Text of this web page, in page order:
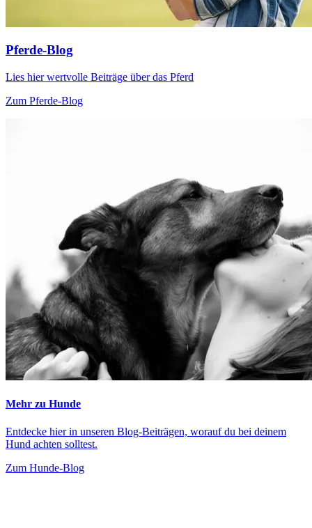
Pferde-Blog
Lies hier wertvolle Beiträge über das Pferd
Zum Pferde-Blog
Mehr zu Hunde
Entdecke hier in unseren Blog-Beiträgen, worauf du bei deinem
Hund achten solltest.
Zum Hunde-Blog